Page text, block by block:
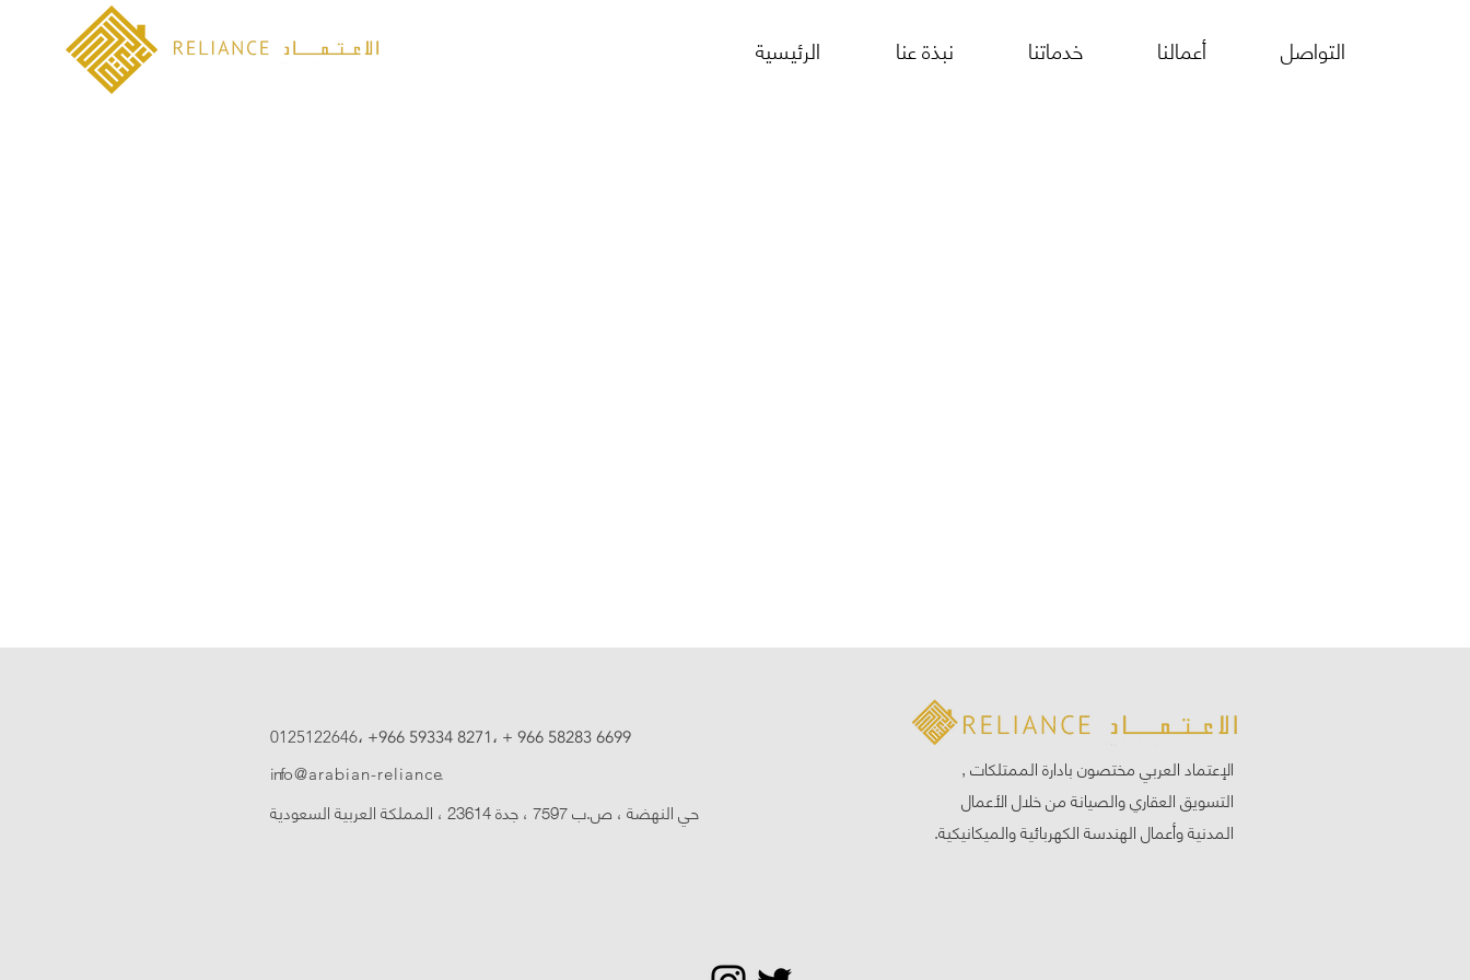
الرئيسية نبذة عنا خدماتنا أعمالنا التواصل
0125122646، +966 59334 8271، + 966 58283 6699
info @ a r a b i a n - r e l i a n c e.
حي النهضة ، ص.ب 7597 ، جدة 23614 ، المملكة العربية السعودية
الإعتماد العربي مختصون بادارة الممتلكات ,
التسويق العقاري والصيانة من خلال الأعمال
المدنية وأعمال الهندسة الكهربائية والميكانيكية.